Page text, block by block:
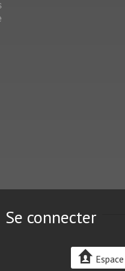
Se connecter